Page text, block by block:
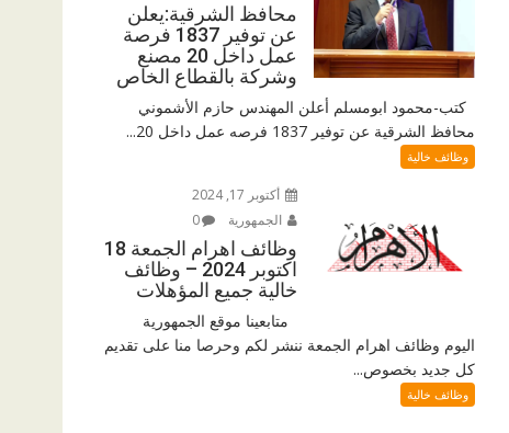
محافظ الشرقية:يعلن
عن توفير 1837 فرصة
عمل داخل 20 مصنع
وشركة بالقطاع الخاص
كتب-محمود ابومسلم أعلن المهندس حازم الأشموني
محافظ الشرقية عن توفير 1837 فرصه عمل داخل 20...
وظائف خالية
أكتوبر 17, 2024
الجمهورية
0
وظائف اهرام الجمعة 18
اكتوبر 2024 – وظائف
خالية جميع المؤهلات
متابعينا موقع الجمهورية
اليوم وظائف اهرام الجمعة ننشر لكم وحرصا منا على تقديم
كل جديد بخصوص...
وظائف خالية